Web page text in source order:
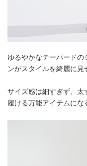
ゆるやかなテーパードの
ンがスタイルを綺麗に見
サイズ感は細すぎず、太
履ける万能アイテムにな